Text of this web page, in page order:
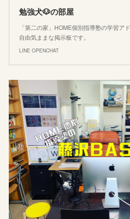
勉強犬🐶の部屋
「第二の家」HOME個別指導塾の学習ア
自由気ままな掲示板です。
LINE OPENCHAT